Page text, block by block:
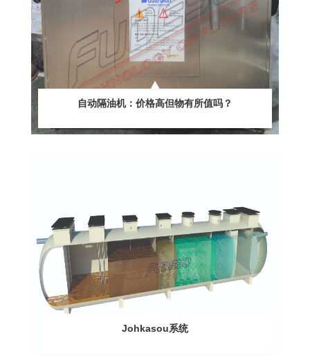
自动隔油机：价格高但物有所值吗？
Johkasou系统